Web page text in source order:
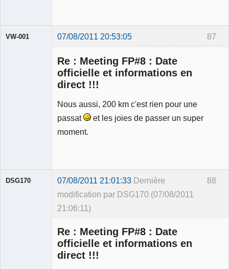
87
VW-001 07/08/2011 20:53:05
Re : Meeting FP#8 : Date
officielle et informations en
direct !!!
Nous aussi, 200 km c'est rien pour une
passat
et les joies de passer un super
moment.
88
DSG170 07/08/2011 21:01:33 Dernière
modification par DSG170 (07/08/2011
21:06:11)
Re : Meeting FP#8 : Date
officielle et informations en
direct !!!